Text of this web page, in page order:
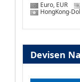
Euro, EUR
HongKong-
Devisen